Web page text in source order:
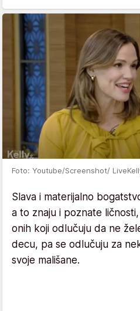
Foto: Youtube/Screenshot/
Slava i materijalno
a to znaju i poznate
onih koji odlučuju da ne
decu, pa se odlučuju za
svoje mališane.